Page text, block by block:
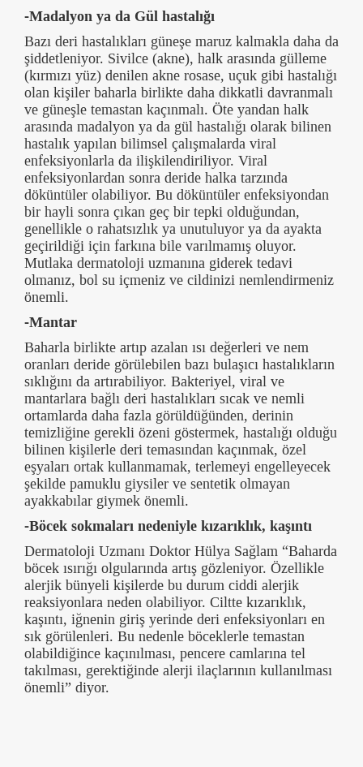
-Madalyon ya da Gül hastalığı
Bazı deri hastalıkları güneşe maruz kalmakla daha da
şiddetleniyor. Sivilce (akne), halk arasında gülleme
(kırmızı yüz) denilen akne rosase, uçuk gibi hastalığı
olan kişiler baharla birlikte daha dikkatli davranmalı
ve güneşle temastan kaçınmalı. Öte yandan halk
arasında madalyon ya da gül hastalığı olarak bilinen
hastalık yapılan bilimsel çalışmalarda viral
enfeksiyonlarla da ilişkilendiriliyor. Viral
enfeksiyonlardan sonra deride halka tarzında
döküntüler olabiliyor. Bu döküntüler enfeksiyondan
bir hayli sonra çıkan geç bir tepki olduğundan,
genellikle o rahatsızlık ya unutuluyor ya da ayakta
geçirildiği için farkına bile varılmamış oluyor.
Mutlaka dermatoloji uzmanına giderek tedavi
olmanız, bol su içmeniz ve cildinizi nemlendirmeniz
önemli.
-Mantar
Baharla birlikte artıp azalan ısı değerleri ve nem
oranları deride görülebilen bazı bulaşıcı hastalıkların
sıklığını da artırabiliyor. Bakteriyel, viral ve
mantarlara bağlı deri hastalıkları sıcak ve nemli
ortamlarda daha fazla görüldüğünden, derinin
temizliğine gerekli özeni göstermek, hastalığı olduğu
bilinen kişilerle deri temasından kaçınmak, özel
eşyaları ortak kullanmamak, terlemeyi engelleyecek
şekilde pamuklu giysiler ve sentetik olmayan
ayakkabılar giymek önemli.
-Böcek sokmaları nedeniyle kızarıklık, kaşıntı
Dermatoloji Uzmanı Doktor Hülya Sağlam “Baharda
böcek ısırığı olgularında artış gözleniyor. Özellikle
alerjik bünyeli kişilerde bu durum ciddi alerjik
reaksiyonlara neden olabiliyor. Ciltte kızarıklık,
kaşıntı, iğnenin giriş yerinde deri enfeksiyonları en
sık görülenleri. Bu nedenle böceklerle temastan
olabildiğince kaçınılması, pencere camlarına tel
takılması, gerektiğinde alerji ilaçlarının kullanılması
önemli” diyor.